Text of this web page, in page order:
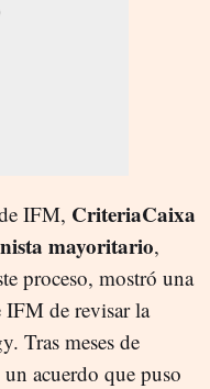
IFM, CriteriaCaixa
mayoritario,
proceso, mostró una
de revisar la
Tras meses de
acuerdo que puso